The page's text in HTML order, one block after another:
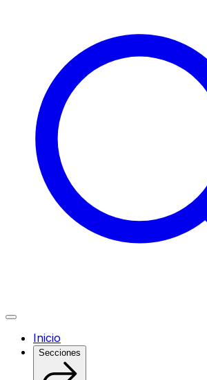
Inicio
Secciones